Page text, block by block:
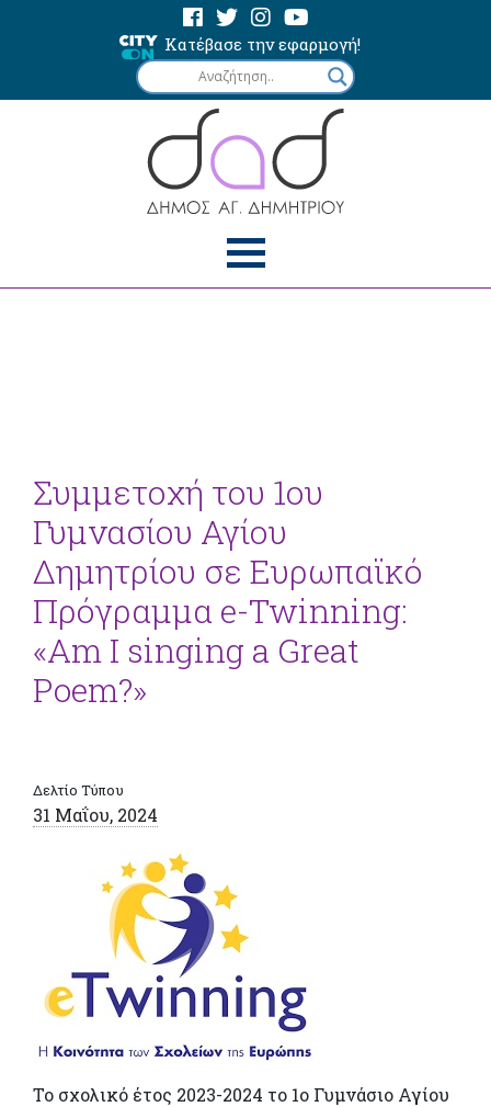
Κατέβασε την εφαρμογή!
Συμμετοχή του 1ου
Γυμνασίου Αγίου
Δημητρίου σε Ευρωπαϊκό
Πρόγραμμα e-Twinning:
«Am I singing a Great
Poem?»
Δελτίο Τύπου
31 Μαΐου, 2024
Το σχολικό έτος 2023-2024 το 1ο Γυμνάσιο Αγίου